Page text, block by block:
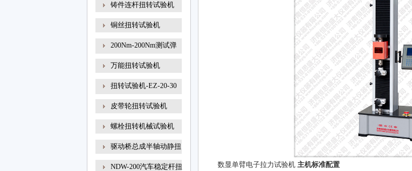
铸件连杆扭转试验机
铜丝扭转试验机
200Nm-200Nm测试弹
万能扭转试验机
扭转试验机-EZ-20-30
皮带轮扭转试验机
螺栓扭转机械试验机
驱动桥总成半轴动静扭
NDW-200汽车稳定杆扭
数显单臂电子拉力试验机 主机标准配置